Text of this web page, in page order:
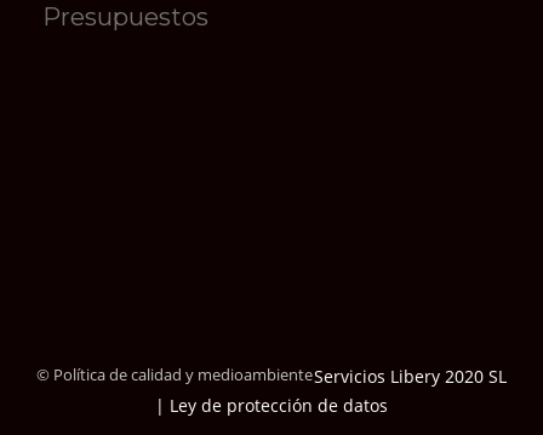
Presupuestos
© Política de calidad y medioambienteServicios Libery 2020 SL
| Ley de protección de datos